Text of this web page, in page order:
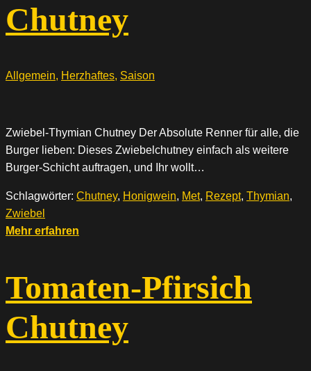
Chutney
Allgemein, Herzhaftes, Saison
Zwiebel-Thymian Chutney Der Absolute Renner für alle, die
Burger lieben: Dieses Zwiebelchutney einfach als weitere
Burger-Schicht auftragen, und Ihr wollt…
Schlagwörter: Chutney, Honigwein, Met, Rezept, Thymian,
Zwiebel
Mehr erfahren
Tomaten-Pfirsich
Chutney